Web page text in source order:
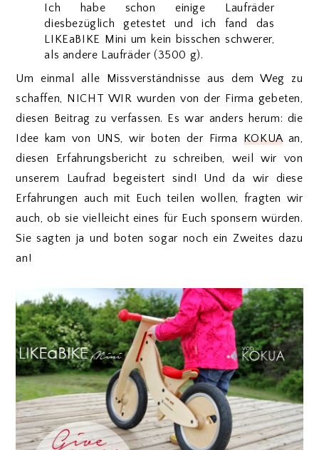
Ich habe schon einige Laufräder
diesbezüglich getestet und ich fand das
LIKEaBIKE Mini um kein bisschen schwerer,
als andere Laufräder (3500 g).
Um einmal alle Missverständnisse aus dem Weg zu
schaffen, NICHT WIR wurden von der Firma gebeten,
diesen Beitrag zu verfassen. Es war anders herum: die
Idee kam von UNS, wir boten der Firma KOKUAan,
diesen Erfahrungsbericht zu schreiben, weil wir von
unserem Laufrad begeistert sind! Und da wir diese
Erfahrungen auch mit Euch teilen wollen, fragten wir
auch, ob sie vielleicht eines für Euch sponsern würden.
Sie sagten ja und boten sogar noch ein Zweites dazu
an!